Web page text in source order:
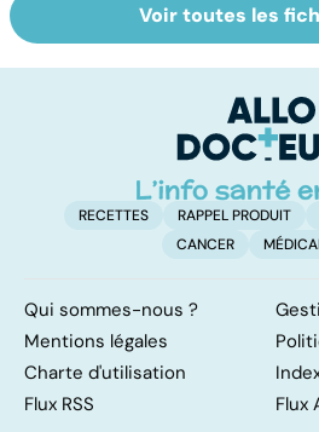
Centenaires, des
exemples de
Voir toutes les
RECETTES RAPPEL PRODUIT
CANCER
Qui sommes-nous ?
Mentions légales
Charte d'utilisation
Flux RSS
Flux